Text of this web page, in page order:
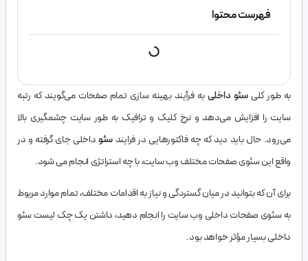
فهرست محتوا
به طور کلیسئو داخلیبه فرآیند بهینه سازی تمام صفحات می‌گویند که رتبه
سایت را افزایش می‌دهد و نرخ کلیک و ترافیک به طور سایت چشمگیری بالا
می‌رود. حال باید دید که چه فاکتورهایی در فرایند سئوداخلی جای گرفته و در
واقع این سئوی صفحات مختلف وب سایت، با چه استراتژی انجام می شود.
برای آن که بتوانید در میان گستردگی و نیاز به اقدامات مختلف، تمام موارد مربوط
به سئوی صفحات داخلی وب سایت را انجام دهید، داشتن یک چک لیست سئو
داخلی بسیار مؤثر خواهد بود.